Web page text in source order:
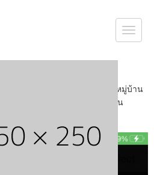
ขายบ้านเดี่ยว หมู่บ้าน
นทร์ ซอยพระยาสุเรนทร์ 30 ถนน